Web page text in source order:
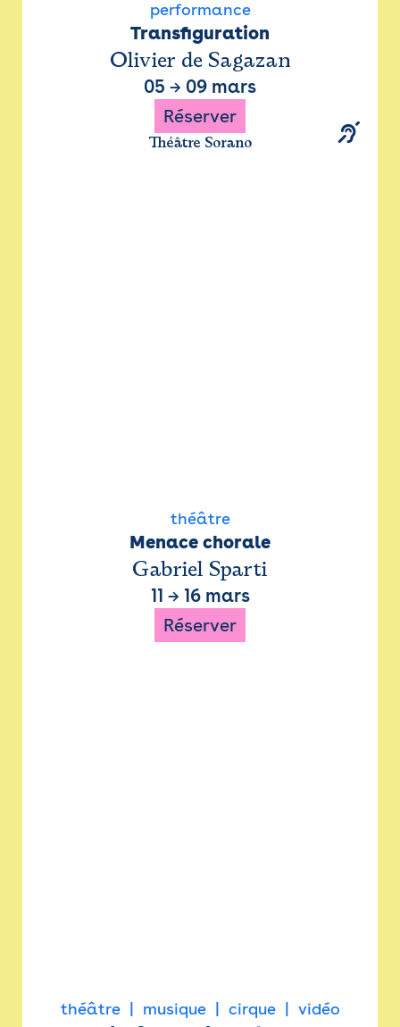
performance
Transfiguration
Olivier de Sagazan
05 → 09 mars
Réserver
Théâtre Sorano
théâtre
Menace chorale
Gabriel Sparti
11 → 16 mars
Réserver
théâtre musique cirque vidéo